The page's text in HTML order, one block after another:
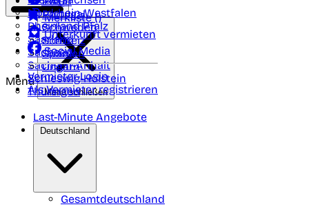
Nordrhein-Westfalen
Rheinland Pfalz
Saarland
Sachsen
Sachsen-Anhalt
Schleswig-Holstein
Thüringen
Portugal
Schweden
Schweiz
Spanien
Ungarn
Merkliste ()
Unterkunft vermieten
Social Media
Vermieter-Login
Als Vermieter registrieren
Menü
Menü schließen
Last-Minute Angebote
Deutschland
Gesamtdeutschland